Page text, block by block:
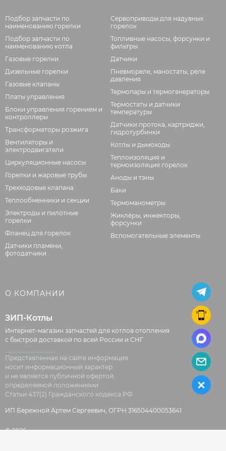
Подбор запчасти по
наименованию горелки
Подбор запчасти по
наименованию котла
Газовые горелки
Дизельные горелки
Газовые клапаны
Платы управления
Блоки управления горением и
контроллеры
Трансформаторы розжига
Вентиляторы и
электродвигатели
Циркуляционные насосы
Горелки и жаровые трубы
Трехходовые клапана
Теплообменники и секции
Электроды и пилотные
горелки
Фланец для горелок
Датчики пламени,
фотодатчики
Сервоприводы для надувных
горелок
Топливные насосы, форсунки и
фильтры
Датчики
Пневмореле, маностаты, реле
давления
Термопары и термогенераторы
Термостаты и датчики
температуры
Датчики протока, картриджи,
гидротурбинки
Котлы и дымоходы
Теплоизоляция и
термоизоляция горелок
Аноды и тэны
Баки
Термоманометры
Жиклёры, инжекторы,
форсунки
Вспомогательные элементы
О КОМПАНИИ
ЗИП-Котлы
Интернет-магазин запчастей для котлов отопления
с быстрой доставкой по всей России и СНГ
Представленная на сайте информация
носит информационный характер
и не является публичной офертой,
определяемой положениями
Статьи 437(2) Гражданского кодекса РФ
ИП Бережной Артем Сергеевич, ОГРН 316504400053641
© 2026